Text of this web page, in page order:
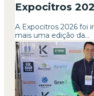
Expocitros
A Expocitros 2026 foi
mais uma edição da...